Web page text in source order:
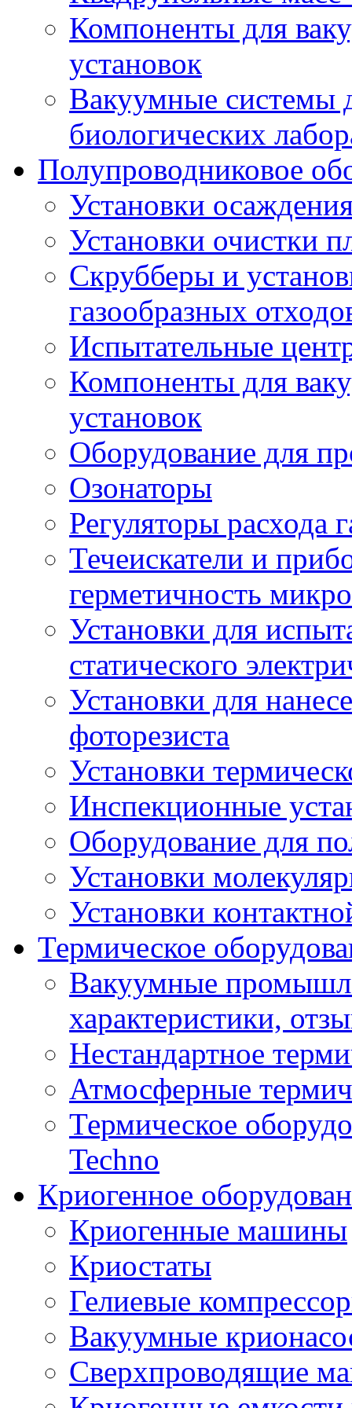
Компоненты для
установок
Вакуумные системы
биологических
Полупроводниковое
Установки
Установки очистки
Скрубберы и
газообразных
Испытательные
Компоненты для
установок
Оборудование для
Озонаторы
Регуляторы расхода
Течеискатели и
герметичность
Установки для
статического
Установки для
фоторезиста
Установки
Инспекционные
Оборудование для
Установки
Установки
Термическое
Вакуумные
характеристики,
Нестандартное
Атмосферные
Термическое
Techno
Криогенное
Криогенные машины
Криостаты
Гелиевые
Вакуумные
Сверхпроводящие